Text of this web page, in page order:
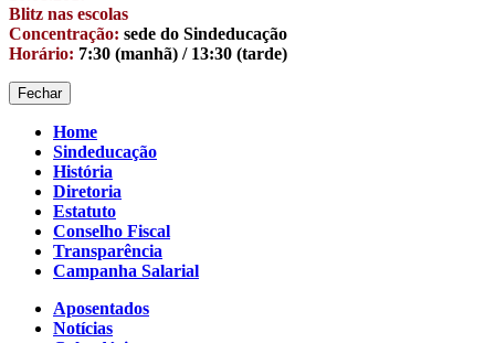
Blitz nas escolas
Concentração: sede do Sindeducação
Horário: 7:30 (manhã) / 13:30 (tarde)
Fechar
Home
Sindeducação
História
Diretoria
Estatuto
Conselho Fiscal
Transparência
Campanha Salarial
Aposentados
Notícias